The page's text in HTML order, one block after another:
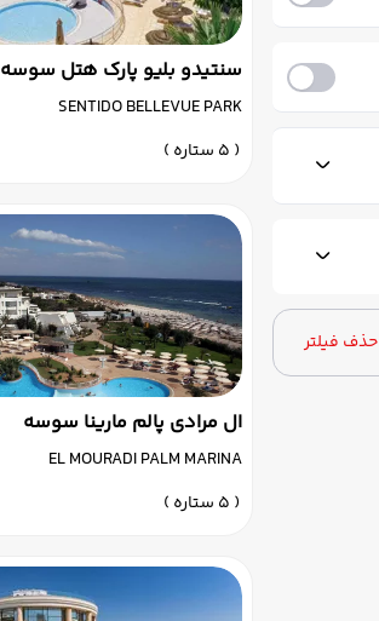
حذف فیلتر
سنتیدو بلیو پارک هتل سوسه
SENTIDO BELLEVUE PARK
( 5 ستاره )
ال مرادی پالم مارینا سوسه
EL MOURADI PALM MARINA
( 5 ستاره )